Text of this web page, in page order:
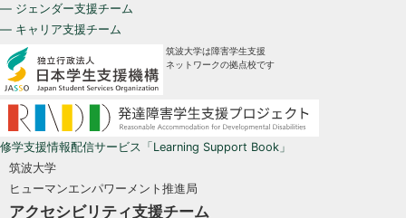
— ジェンダー支援チーム
— キャリア支援チーム
筑波大学は障害学生支援
ネットワークの拠点校です
修学支援情報配信サービス「Learning Support Book」
筑波大学
ヒューマンエンパワーメント推進局
アクセシビリティ支援チーム